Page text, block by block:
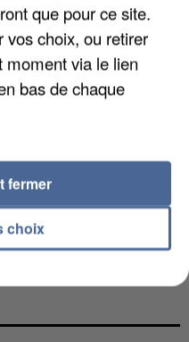
que pour ce site.
vos choix, ou retirer
moment via le lien
bas de chaque
choix
fermer